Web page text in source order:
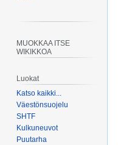
MUOKKAA ITSE
WIKIKKOA
Luokat
Katso kaikki...
Väestönsuojelu
SHTF
Kulkuneuvot
Puutarha